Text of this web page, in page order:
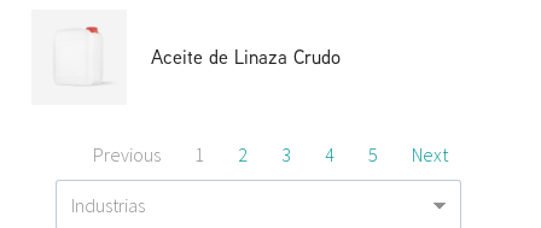
Aceite de Linaza Crudo
Previous 1 2 3 4 5 Next